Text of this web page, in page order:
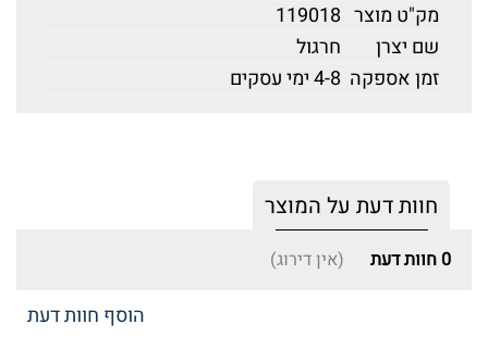
מק"ט מוצר 119018
שם יצרן
חרגול
זמן אספקה 4-8 ימי עסקים
חוות דעת על המוצר
0 חוות דעת (אין דירוג)
הוסף חוות דעת